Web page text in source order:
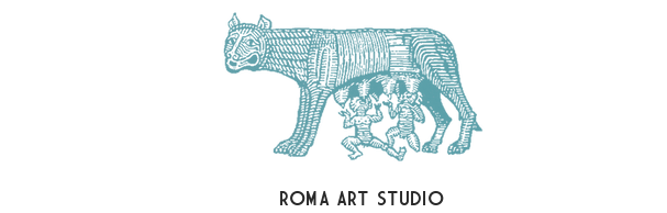
ROMA ART STUDIO